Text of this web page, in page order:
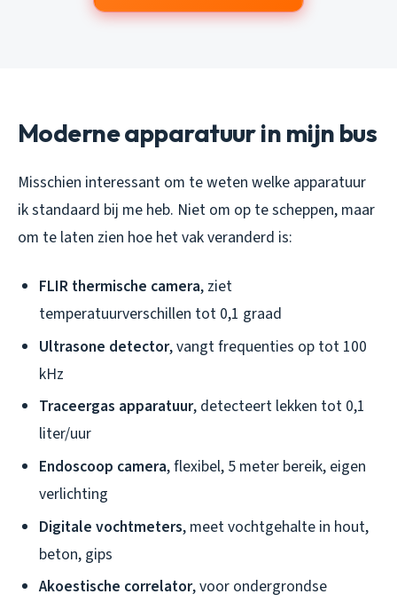
Moderne apparatuur in mijn bus
Misschien interessant om te weten welke apparatuur
ik standaard bij me heb. Niet om op te scheppen, maar
om te laten zien hoe het vak veranderd is:
FLIR thermische camera, ziet
temperatuurverschillen tot 0,1 graad
Ultrasone detector, vangt frequenties op tot 100
kHz
Traceergas apparatuur, detecteert lekken tot 0,1
liter/uur
Endoscoop camera, flexibel, 5 meter bereik, eigen
verlichting
Digitale vochtmeters, meet vochtgehalte in hout,
beton, gips
Akoestische correlator, voor ondergrondse